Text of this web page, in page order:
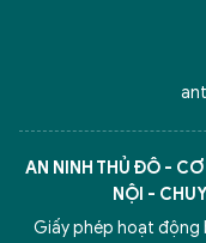
AN NINH THỦ ĐÔ -
NỘI -
Giấy phép hoạt động